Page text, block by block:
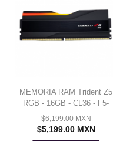
MEMORIA RAM Trident Z5
RGB - 16GB - CL36 - F5-
6000J3636F16GX1-TZ5RK
$6,199.00 MXN
$5,199.00 MXN